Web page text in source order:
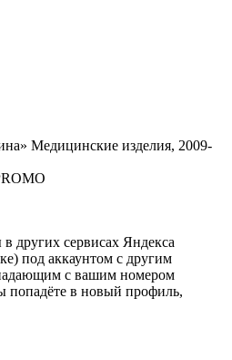
Медицинские изделия, 2009-
других сервисах Яндекса
под аккаунтом с другим
с вашим номером
попадёте в новый профиль,